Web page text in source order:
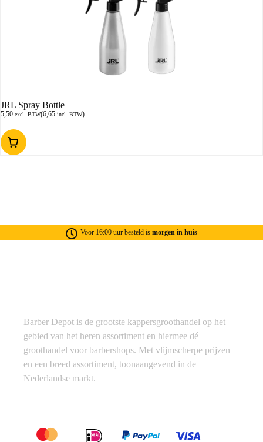
JRL Spray Bottle
5,50 excl. BTW(6,65 incl. BTW)
Voor 16:00 uur besteld is morgen in huis
Barber Depot is de grootste kappersgroothandel op het
gebied van het heren assortiment en hiermee dé
groothandel voor barbershops. Met vlijmscherpe prijzen
en een breed assortiment, toonaangevend in de
Nederlandse markt.